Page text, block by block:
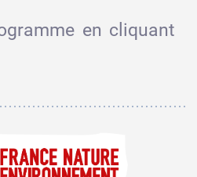
en cliquant